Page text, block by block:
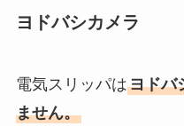
ヨドバシカメラ
電気スリッパはヨドバ
ません。